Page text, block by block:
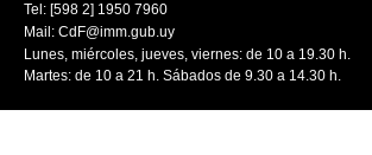
Tel: [598 2] 1950 7960
Mail: CdF@imm.gub.uy
Lunes, miércoles, jueves, viernes: de 10 a 19.30 h.
Martes: de 10 a 21 h. Sábados de 9.30 a 14.30 h.